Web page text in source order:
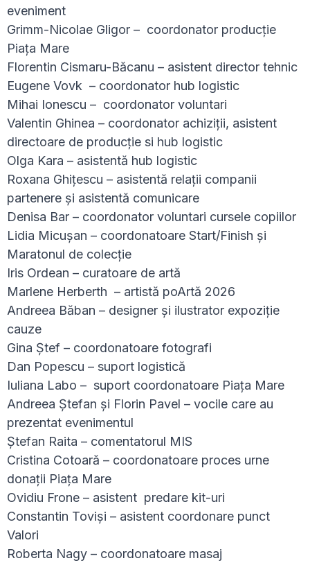
eveniment
Grimm-Nicolae Gligor – coordonator producție
Piața Mare
Florentin Cismaru-Băcanu – asistent director tehnic
Eugene Vovk – coordonator hub logistic
Mihai Ionescu – coordonator voluntari
Valentin Ghinea – coordonator achiziții, asistent
directoare de producție si hub logistic
Olga Kara – asistentă hub logistic
Roxana Ghițescu – asistentă relații companii
partenere și asistentă comunicare
Denisa Bar – coordonator voluntari cursele copiilor
Lidia Micușan – coordonatoare Start/Finish și
Maratonul de colecție
Iris Ordean – curatoare de artă
Marlene Herberth – artistă poArtă 2026
Andreea Băban – designer și ilustrator expoziție
cauze
Gina Ștef – coordonatoare fotografi
Dan Popescu – suport logistică
Iuliana Labo – suport coordonatoare Piața Mare
Andreea Ștefan și Florin Pavel – vocile care au
prezentat evenimentul
Ștefan Raita – comentatorul MIS
Cristina Cotoară – coordonatoare proces urne
donații Piața Mare
Ovidiu Frone – asistent predare kit-uri
Constantin Toviși – asistent coordonare punct
Valori
Roberta Nagy – coordonatoare masaj